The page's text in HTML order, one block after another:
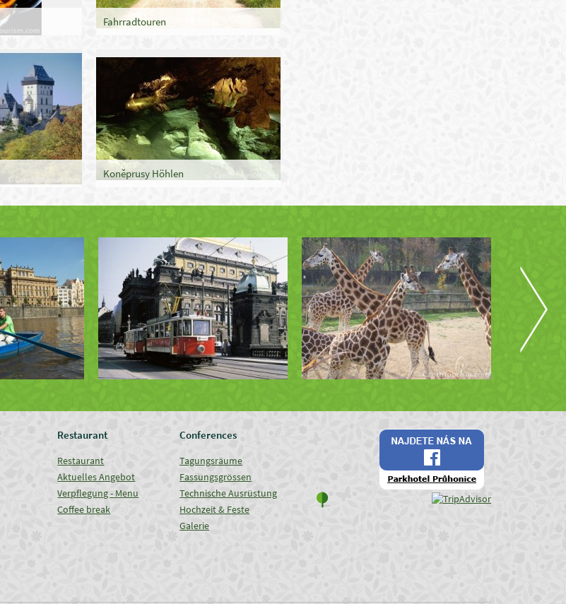
Fahrradtouren
Koněprusy Höhlen
Restaurant
Restaurant
Aktuelles Angebot
Verpflegung - Menu
Coffee break
Conferences
Tagungsräume
Fassungsgrössen
Technische Ausrüstung
Hochzeit & Feste
Galerie